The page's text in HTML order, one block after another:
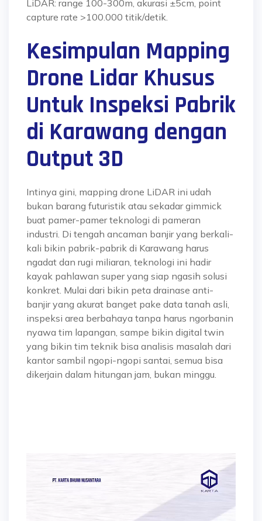
LiDAR: range 100-300m, akurasi ±5cm, point
capture rate >100.000 titik/detik.
Kesimpulan Mapping
Drone Lidar Khusus
Untuk Inspeksi Pabrik
di Karawang dengan
Output 3D
Intinya gini, mapping drone LiDAR ini udah
bukan barang futuristik atau sekadar gimmick
buat pamer-pamer teknologi di pameran
industri. Di tengah ancaman banjir yang berkali-
kali bikin pabrik-pabrik di Karawang harus
ngadat dan rugi miliaran, teknologi ini hadir
kayak pahlawan superyang siap ngasih solusi
konkret. Mulai dari bikin peta drainase anti-
banjir yang akurat banget pake data tanah asli,
inspeksi area berbahaya tanpa harus ngorbanin
nyawa tim lapangan, sampe bikin digital twin
yang bikin tim teknik bisa analisis masalah dari
kantor sambil ngopi-ngopi santai, semua bisa
dikerjain dalam hitungan jam, bukan minggu.